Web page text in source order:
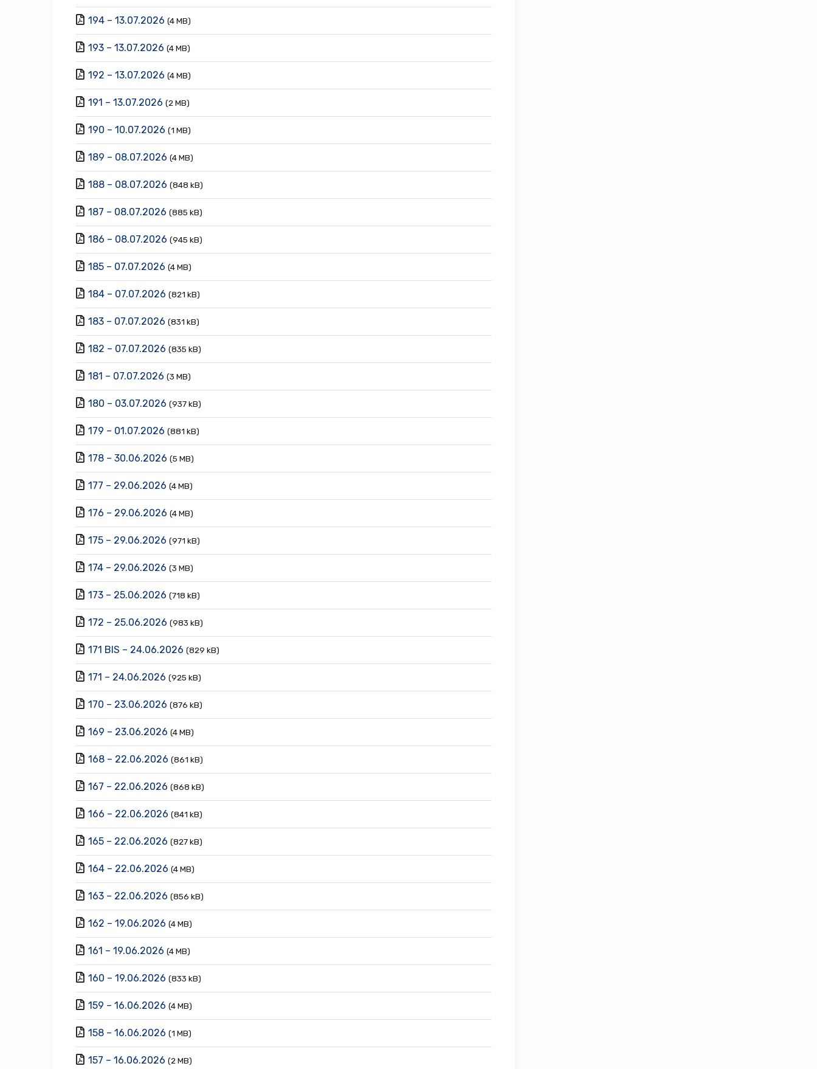
194 – 13.07.2026 (4 MB)
193 – 13.07.2026 (4 MB)
192 – 13.07.2026 (4 MB)
191 – 13.07.2026 (2 MB)
190 – 10.07.2026 (1 MB)
189 – 08.07.2026 (4 MB)
188 – 08.07.2026 (848 kB)
187 – 08.07.2026 (885 kB)
186 – 08.07.2026 (945 kB)
185 – 07.07.2026 (4 MB)
184 – 07.07.2026 (821 kB)
183 – 07.07.2026 (831 kB)
182 – 07.07.2026 (835 kB)
181 – 07.07.2026 (3 MB)
180 – 03.07.2026 (937 kB)
179 – 01.07.2026 (881 kB)
178 – 30.06.2026 (5 MB)
177 – 29.06.2026 (4 MB)
176 – 29.06.2026 (4 MB)
175 – 29.06.2026 (971 kB)
174 – 29.06.2026 (3 MB)
173 – 25.06.2026 (718 kB)
172 – 25.06.2026 (983 kB)
171 BIS – 24.06.2026 (829 kB)
171 – 24.06.2026 (925 kB)
170 – 23.06.2026 (876 kB)
169 – 23.06.2026 (4 MB)
168 – 22.06.2026 (861 kB)
167 – 22.06.2026 (868 kB)
166 – 22.06.2026 (841 kB)
165 – 22.06.2026 (827 kB)
164 – 22.06.2026 (4 MB)
163 – 22.06.2026 (856 kB)
162 – 19.06.2026 (4 MB)
161 – 19.06.2026 (4 MB)
160 – 19.06.2026 (833 kB)
159 – 16.06.2026 (4 MB)
158 – 16.06.2026 (1 MB)
157 – 16.06.2026 (2 MB)